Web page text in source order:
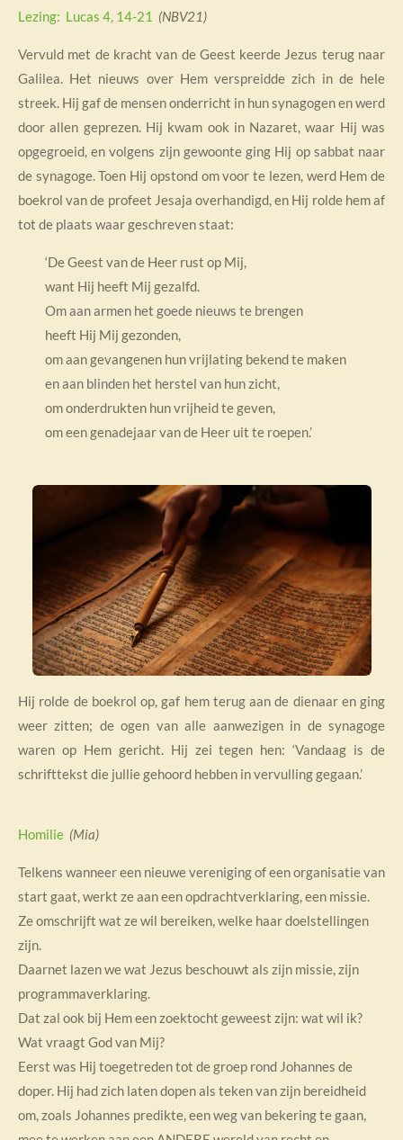
Lezing: Lucas 4, 14-21 (NBV21)
Vervuld met de kracht van de Geest keerde Jezus terug naar
Galilea. Het nieuws over Hem verspreidde zich in de hele
streek. Hij gaf de mensen onderricht in hun synagogen en werd
door allen geprezen. Hij kwam ook in Nazaret, waar Hij was
opgegroeid, en volgens zijn gewoonte ging Hij op sabbat naar
de synagoge. Toen Hij opstond om voor te lezen, werd Hem de
boekrol van de profeet Jesaja overhandigd, en Hij rolde hem af
tot de plaats waar geschreven staat:
‘De Geest van de Heer rust op Mij,
want Hij heeft Mij gezalfd.
Om aan armen het goede nieuws te brengen
heeft Hij Mij gezonden,
om aan gevangenen hun vrijlating bekend te maken
en aan blinden het herstel van hun zicht,
om onderdrukten hun vrijheid te geven,
om een genadejaar van de Heer uit te roepen.’
Hij rolde de boekrol op, gaf hem terug aan de dienaar en ging
weer zitten; de ogen van alle aanwezigen in de synagoge
waren op Hem gericht. Hij zei tegen hen: ‘Vandaag is de
schrifttekst die jullie gehoord hebben in vervulling gegaan.’
Homilie (Mia)
Telkens wanneer een nieuwe vereniging of een organisatie van
start gaat, werkt ze aan een opdrachtverklaring, een missie.
Ze omschrijft wat ze wil bereiken, welke haar doelstellingen
zijn.
Daarnet lazen we wat Jezus beschouwt als zijn missie, zijn
programmaverklaring.
Dat zal ook bij Hem een zoektocht geweest zijn: wat wil ik?
Wat vraagt God van Mij?
Eerst was Hij toegetreden tot de groep rond Johannes de
doper. Hij had zich laten dopen als teken van zijn bereidheid
om, zoals Johannes predikte, een weg van bekering te gaan,